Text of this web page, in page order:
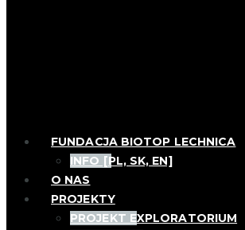
FUNDACJA BIOTOP LECHNICA
INFO [PL, SK, EN]
O NAS
PROJEKTY
PROJEKT EXPLORATORIUM